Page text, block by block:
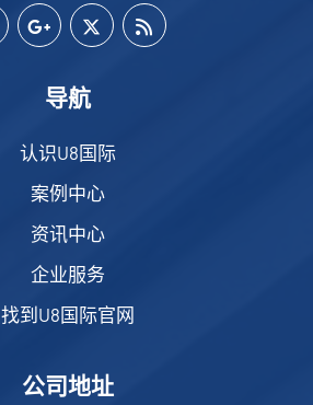
导航
认识U8国际
案例中心
资讯中心
企业服务
找到U8国际官网
公司地址